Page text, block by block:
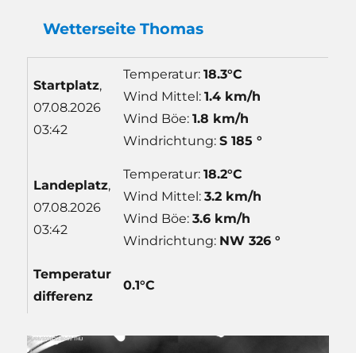
Wetterseite Thomas
Startplatz,
07.08.2026
03:42
Temperatur:18.3°C
Wind Mittel:1.4 km/h
Wind Böe:1.8 km/h
Windrichtung:S 185 °
Landeplatz,
07.08.2026
03:42
Temperatur:18.2°C
Wind Mittel:3.2 km/h
Wind Böe:3.6 km/h
Windrichtung: NW 326 °
Temperatur
differenz
0.1°C